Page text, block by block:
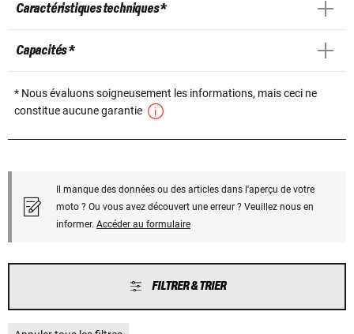
Caractéristiques techniques *
Capacités *
* Nous évaluons soigneusement les informations, mais ceci ne
constitue aucune garantie
Il manque des données ou des articles dans l'aperçu de votre
moto ? Ou vous avez découvert une erreur ? Veuillez nous en
informer. Accéder au formulaire
FILTRER & TRIER